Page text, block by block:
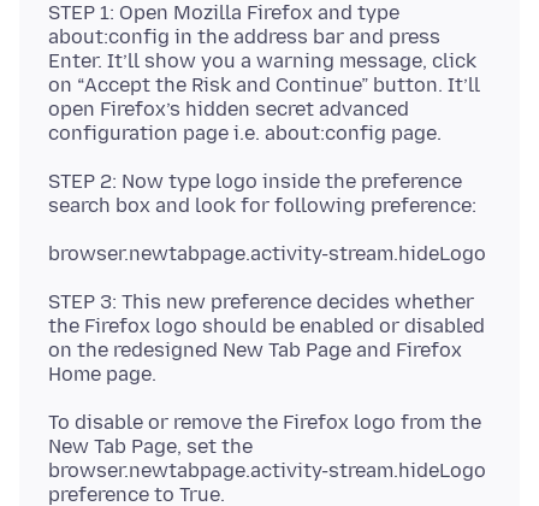
STEP 1: Open Mozilla Firefox and type
about:config in the address bar and press
Enter. It’ll show you a warning message, click
on “Accept the Risk and Continue” button. It’ll
open Firefox’s hidden secret advanced
STEP 2: Now type logo inside the preference
STEP 3: This new preference decides whether
the Firefox logo should be enabled or disabled
on the redesigned New Tab Page and Firefox
To disable or remove the Firefox logo from the
New Tab Page, set the
browser.newtabpage.activity-stream.hideLogo